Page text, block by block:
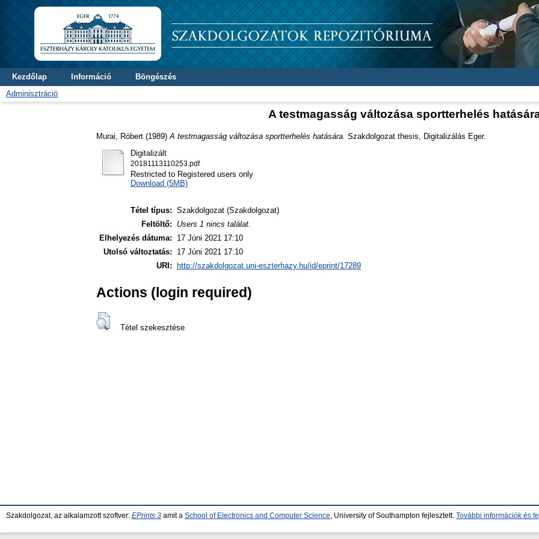
Kezdőlap Információ
Böngészés
Adminisztráció
A testmagasság változása sportterhelés
Murai, Róbert (1989) A testmagasság változása sportterhelés hatására. Szakdolgozat thesis, Digitalizálás Eger.
Digitalizált
20181113110253.pdf
Restricted to Registered users only
Download (5MB)
Tétel típus: Szakdolgozat (Szakdolgozat)
Feltöltő:
Users 1 nincs találat.
Elhelyezés dátuma:
17 Júni 2021 17:10
Utolsó változtatás:
17 Júni 2021 17:10
URI:
http://szakdolgozat.uni-eszterhazy.hu/id/eprint/17289
Actions (login required)
Tétel szekesztése
Szakdolgozat, az alkalamzott szoftver: EPrints 3 amit a School of Electronics and Computer Science , University of Southampton fejlesztett. További információk és